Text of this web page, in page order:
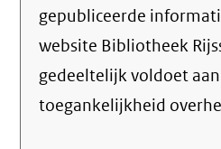
gepubliceerde
website Bibliotheek
gedeeltelijk voldoet
toegankelijkheid